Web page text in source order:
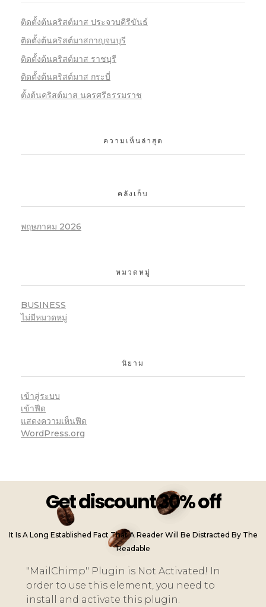
ติดตั้งต้นคริสต์มาส ประจวบคีรีขันธ์
ติดตั้งต้นคริสต์มาสกาญจนบุรี
ติดตั้งต้นคริสต์มาส ราชบุรี
ติดตั้งต้นคริสต์มาส กระบี่
ตั้งต้นคริสต์มาส นครศรีธรรมราช
ความเห็นล่าสุด
คลังเก็บ
พฤษภาคม 2026
หมวดหมู่
BUSINESS
ไม่มีหมวดหมู่
นิยาม
เข้าสู่ระบบ
เข้าฟีด
แสดงความเห็นฟีด
WordPress.org
Get discount 30% off
It Is A Long Established Fact That A Reader Will Be Distracted By The
Readable
"MailChimp" Plugin is Not Activated! In
order to use this element, you need to
install and activate this plugin.